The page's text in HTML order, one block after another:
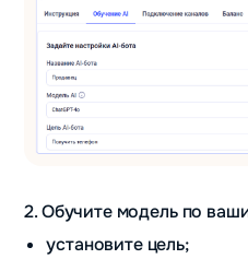
2. Обучите модель по
установите цель;